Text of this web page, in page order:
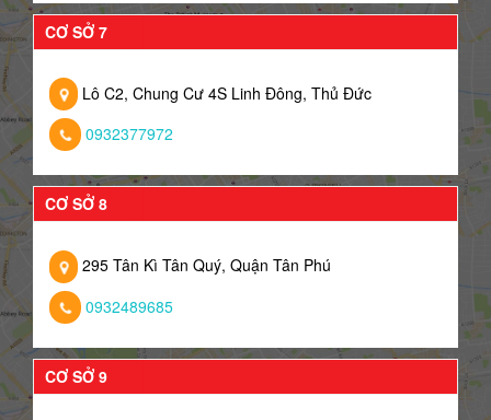
CƠ SỞ 7
Lô C2, Chung Cư 4S Linh Đông, Thủ Đức
0932377972
CƠ SỞ 8
295 Tân Kì Tân Quý, Quận Tân Phú
0932489685
CƠ SỞ 9